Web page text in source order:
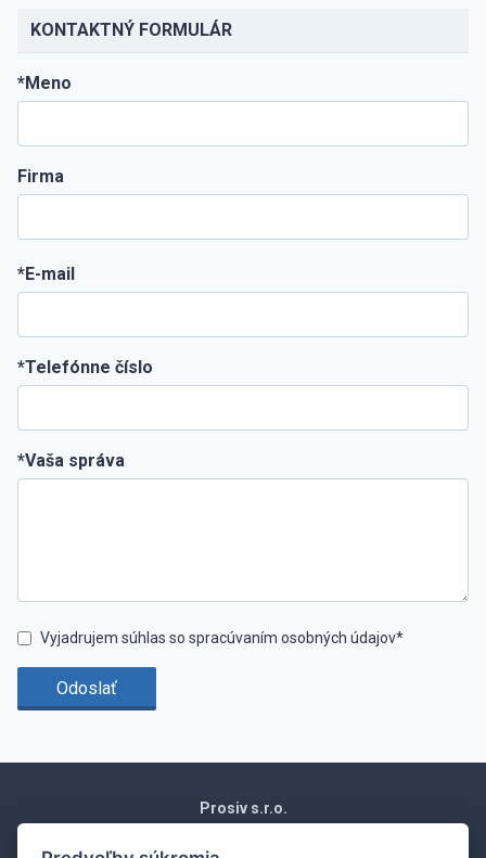
KONTAKTNÝ FORMULÁR
*Meno
Firma
*E-mail
*Telefónne číslo
*Vaša správa
Vyjadrujem súhlas so spracúvaním osobných údajov*
Odoslať
Prosiv s.r.o.
Vráble 952 01